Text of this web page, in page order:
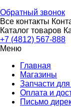
Обратный звонок
Все контакты
Каталог товаров
+7 (4812) 567-888
Меню
Главная
Магазины
Запчасти для
Оплата и
Письмо